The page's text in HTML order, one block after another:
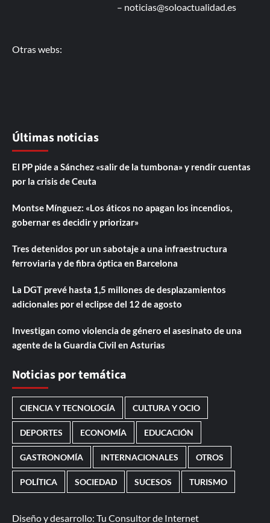
– noticias@soloactualidad.es
Otras webs:
Últimas noticias
El PP pide a Sánchez «salir de la tumbona» y rendir cuentas
por la crisis de Ceuta
Montse Mínguez: «Los áticos no apagan los incendios,
gobernar es decidir y priorizar»
Tres detenidos por un sabotaje a una infraestructura
ferroviaria y de fibra óptica en Barcelona
La DGT prevé hasta 1,5 millones de desplazamientos
adicionales por el eclipse del 12 de agosto
Investigan como violencia de género el asesinato de una
agente de la Guardia Civil en Asturias
Noticias por temática
CIENCIA Y TECNOLOGÍA CULTURA Y OCIO
DEPORTES ECONOMÍA EDUCACIÓN
GASTRONOMÍA INTERNACIONALES OTROS
POLÍTICA SOCIEDAD SUCESOS TURISMO
Diseño y desarrollo: Tu Consultor de Internet